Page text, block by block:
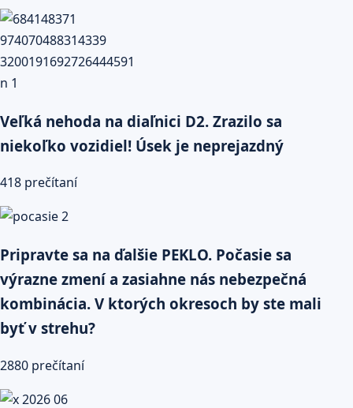
Veľká nehoda na diaľnici D2. Zrazilo sa
niekoľko vozidiel! Úsek je neprejazdný
418 prečítaní
Pripravte sa na ďalšie PEKLO. Počasie sa
výrazne zmení a zasiahne nás nebezpečná
kombinácia. V ktorých okresoch by ste mali
byť v strehu?
2880 prečítaní